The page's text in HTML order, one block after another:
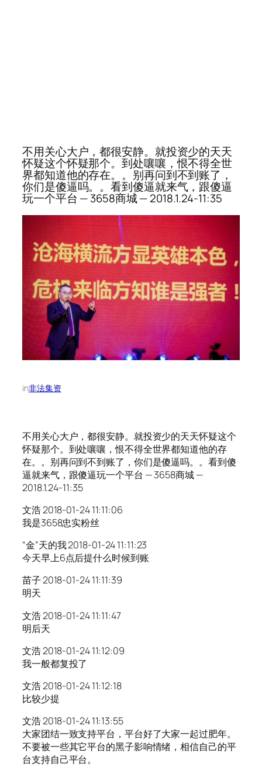
不用关心大户，都很安静。就投资少的天天
怀疑这个怀疑那个。到处嚷嚷，恨不得全世
界都知道他的存在。。别再问到不到账了，
你们是傻逼吗。。看到傻逼就来气，跟傻逼
玩一个平台 — 3658商城 — 2018.1.24-11:35
in非法集资
不用关心大户，都很安静。就投资少的天天怀疑这个
怀疑那个。到处嚷嚷，恨不得全世界都知道他的存
在。。别再问到不到账了，你们是傻逼吗。。看到傻
逼就来气，跟傻逼玩一个平台 — 3658商城 —
2018.1.24-11:35
文浩 2018-01-24 11:11:06
我是3658忠实粉丝
“金”天的我 2018-01-24 11:11:23
今天早上6点后提什么时候到账
苗子 2018-01-24 11:11:39
明天
文浩 2018-01-24 11:11:47
明后天
文浩 2018-01-24 11:12:09
我一般都复投了
文浩 2018-01-24 11:12:18
比较少提
文浩 2018-01-24 11:13:55
大家团结一致支持平台，平台好了大家一起过肥年。
不要被一些其它平台的黑子影响情绪，相信自己的平
台支持自己平台。